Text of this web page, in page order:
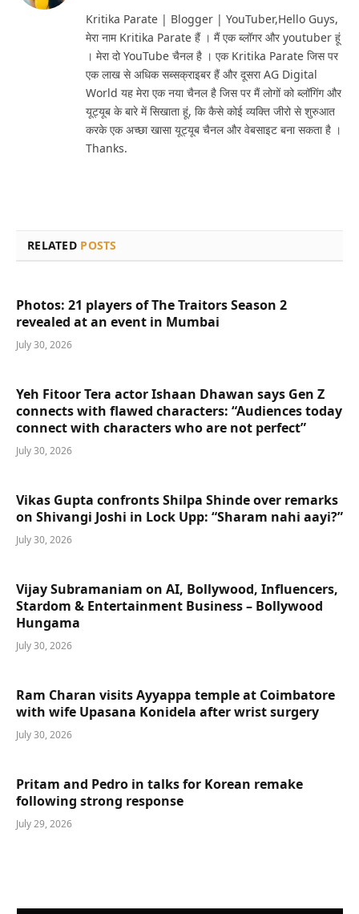
Kritika Parate | Blogger | YouTuber,Hello Guys,
मेरा नाम Kritika Parate हैं । मैं एक ब्लॉगर और youtuber हूं
। मेरा दो YouTube चैनल है । एक Kritika Parate जिस पर
एक लाख से अधिक सब्सक्राइबर हैं और दूसरा AG Digital
World यह मेरा एक नया चैनल है जिस पर मैं लोगों को ब्लॉगिंग और
यूट्यूब के बारे में सिखाता हूं, कि कैसे कोई व्यक्ति जीरो से शुरुआत
करके एक अच्छा खासा यूट्यूब चैनल और वेबसाइट बना सकता है ।
Thanks.
RELATED POSTS
Photos: 21 players of The Traitors Season 2
revealed at an event in Mumbai
July 30, 2026
Yeh Fitoor Tera actor Ishaan Dhawan says Gen Z
connects with flawed characters: “Audiences today
connect with characters who are not perfect”
July 30, 2026
Vikas Gupta confronts Shilpa Shinde over remarks
on Shivangi Joshi in Lock Upp: “Sharam nahi aayi?”
July 30, 2026
Vijay Subramaniam on AI, Bollywood, Influencers,
Stardom & Entertainment Business – Bollywood
Hungama
July 30, 2026
Ram Charan visits Ayyappa temple at Coimbatore
with wife Upasana Konidela after wrist surgery
July 30, 2026
Pritam and Pedro in talks for Korean remake
following strong response
July 29, 2026